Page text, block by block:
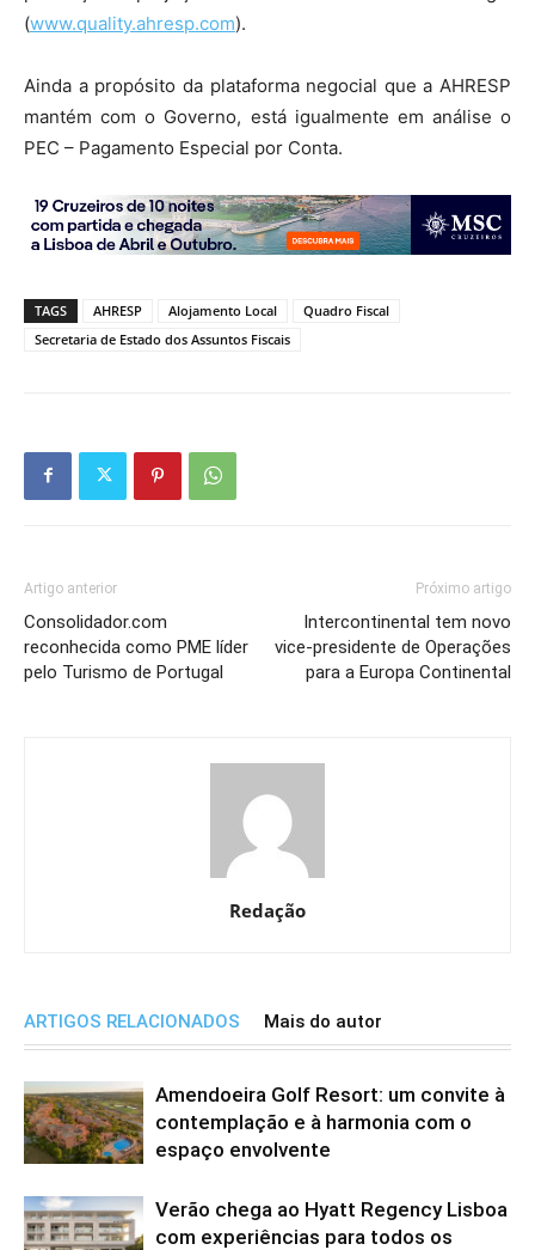
(www.quality.ahresp.com).
Ainda a propósito da plataforma negocial que a AHRESP
mantém com o Governo, está igualmente em análise o
PEC – Pagamento Especial por Conta.
TAGS AHRESP Alojamento Local
Quadro Fiscal
Secretaria de Estado dos Assuntos Fiscais
Artigo anterior
Consolidador.com
reconhecida como PME líder
pelo Turismo de Portugal
Próximo artigo
Intercontinental tem novo
vice-presidente de Operações
para a Europa Continental
Redação
ARTIGOS RELACIONADOS Mais do autor
Amendoeira Golf Resort: um convite à
contemplação e à harmonia com o
espaço envolvente
Verão chega ao Hyatt Regency Lisboa
com experiências para todos os